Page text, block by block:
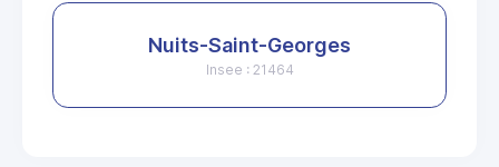
Nuits-Saint-Georges
Insee : 21464